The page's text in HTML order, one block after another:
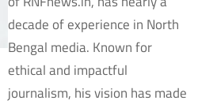
decade of experience in North
Bengal media. Known for
ethical and impactful
journalism, his vision has made